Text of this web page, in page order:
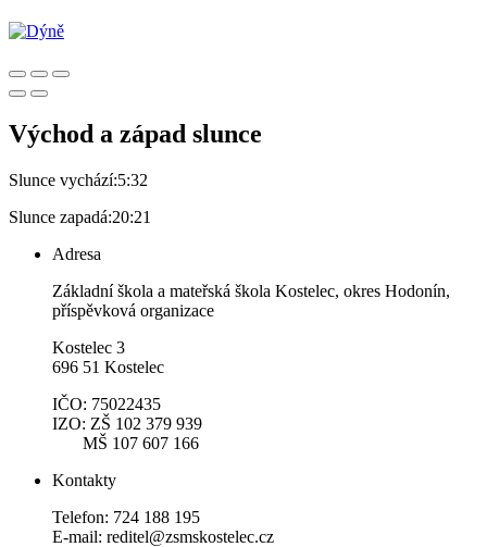
Východ a západ slunce
Slunce vychází:5:32
Slunce zapadá:20:21
Adresa
Základní škola a mateřská škola Kostelec, okres Hodonín,
příspěvková organizace
Kostelec 3
696 51 Kostelec
IČO: 75022435
IZO: ZŠ 102 379 939
MŠ 107 607 166
Kontakty
Telefon: 724 188 195
E-mail: reditel@zsmskostelec.cz